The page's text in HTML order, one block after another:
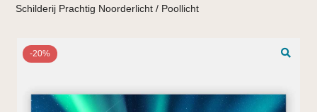
Schilderij Prachtig Noorderlicht / Poollicht
-20%